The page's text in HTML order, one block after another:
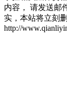
内容， 请发送邮
实，本站将立刻
http://